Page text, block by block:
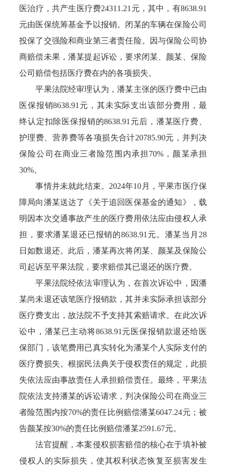
医治疗，共产生医疗费24311.21元，其中，有8638.91
元由医保统筹基金予以报销。闭某的车辆在保险公司
投保了交强险和商业第三者责任险。因与保险公司协
商赔偿未果，潘某提起诉讼，要求闭某、颜某、保险
公司赔偿包括医疗费在内的各项损失。
平果法院经审理认为，潘某主张的医疗费中已由
医保报销8638.91元，其未实际支出该部分费用，最
终认定扣除医保报销的8638.91元后，潘某医疗费、
护理费、营养费等各项损失合计20785.90元，并判决
保险公司在商业三者险范围内承担70%，颜某承担
30%。
事情并未就此结束。2024年10月，平果市医疗保
障局向潘某送达了《关于追回医保基金的通知》，载
明因本次交通事故产生的医疗费用依法应由侵权人承
担，要求潘某退还已报销的8638.91元。潘某当月28
日如数退还。此后，潘某再次将闭某、颜某及保险公
司起诉至平果法院，要求赔偿其已退还的医疗费。
平果法院经依法审理认为，在首次诉讼中，因潘
某尚未退还该笔医疗报销款，其并未实际承担该部分
医疗费支出，故法院不予支持其索赔请求。在此次诉
讼中，潘某已主动将8638.91元医保报销款退还给医
保部门，该笔费用已真实转化为潘某个人实际支付的
医疗费损失。根据民法典关于侵权责任的规定，此损
失依法应由事故责任人承担赔偿责任。最终，平果法
院依法支持潘某的诉讼请求，判决保险公司在商业三
者险范围内按70%的责任比例赔偿潘某6047.24元；被
告颜某按30%的责任比例赔偿潘某2591.67元。
法官提醒，本案侵权损害赔偿的核心在于填补被
侵权人的实际损失，使其权利状态恢复至损害发生